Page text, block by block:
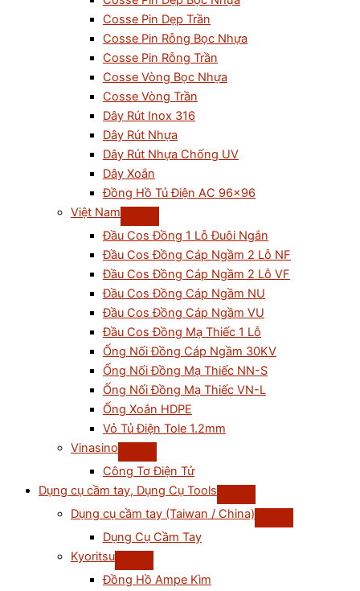
Cosse Pin Dẹp Trần
Cosse Pin Rỗng Bọc Nhựa
Cosse Pin Rỗng Trần
Cosse Vòng Bọc Nhựa
Cosse Vòng Trần
Dây Rút Inox 316
Dây Rút Nhựa
Dây Rút Nhựa Chống UV
Dây Xoắn
Đồng Hồ Tủ Điện AC 96×96
Việt Nam
Đầu Cos Đồng 1 Lỗ Đuôi Ngắn
Đầu Cos Đồng Cáp Ngầm 2 Lỗ NF
Đầu Cos Đồng Cáp Ngầm 2 Lỗ VF
Đầu Cos Đồng Cáp Ngầm NU
Đầu Cos Đồng Cáp Ngầm VU
Đầu Cos Đồng Mạ Thiếc 1 Lỗ
Ống Nối Đồng Cáp Ngầm 30KV
Ống Nối Đồng Mạ Thiếc NN-S
Ống Nối Đồng Mạ Thiếc VN-L
Ống Xoắn HDPE
Vỏ Tủ Điện Tole 1.2mm
Vinasino
Công Tơ Điện Tử
Dụng cụ cầm tay, Dụng Cụ Tools
Dụng cụ cầm tay (Taiwan / China)
Dụng Cụ Cầm Tay
Kyoritsu
Đồng Hồ Ampe Kìm